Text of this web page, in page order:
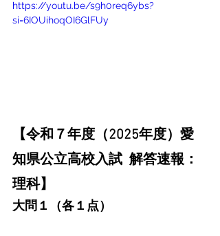
https://youtu.be/s9h0req6ybs?
si=6IOUihoqOI6GlFUy
【令和７年度（2025年度）愛
知県公立高校入試  解答速報：
理科】
大問１（各１点）